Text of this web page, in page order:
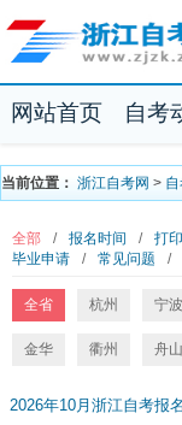
网站首页 自考
当前位置： 浙江自考网 >
全部 / 报名时间 / 打
毕业申请
/ 常见问题 /
全省 杭州 宁波
金华 衢州 舟山
2026年10月浙江自考报